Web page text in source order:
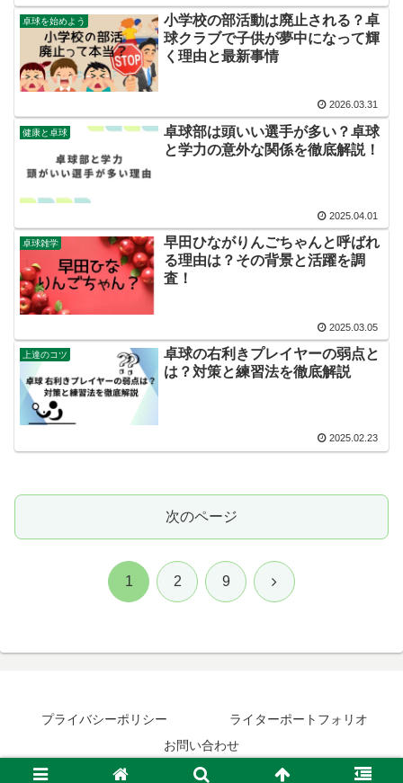
卓球を始めよう
小学校の部活動は廃止される？卓
球クラブで子供が夢中になって輝
く理由と最新事情
2026.03.31
健康と卓球
卓球部は頭いい選手が多い？卓球
と学力の意外な関係を徹底解説！
2025.04.01
卓球雑学
早田ひながりんごちゃんと呼ばれ
る理由は？その背景と活躍を調
査！
2025.03.05
上達のコツ
卓球の右利きプレイヤーの弱点と
は？対策と練習法を徹底解説
2025.02.23
次のページ
1 2 9 次
プライバシーポリシー
ライターポートフォリオ
お問い合わせ
© 2024 卓球日和.